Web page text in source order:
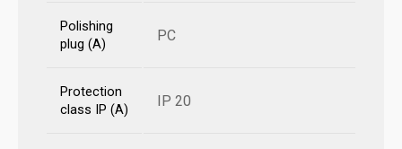
Polishing
plug (A)
PC
Protection
class IP (A)
IP 20